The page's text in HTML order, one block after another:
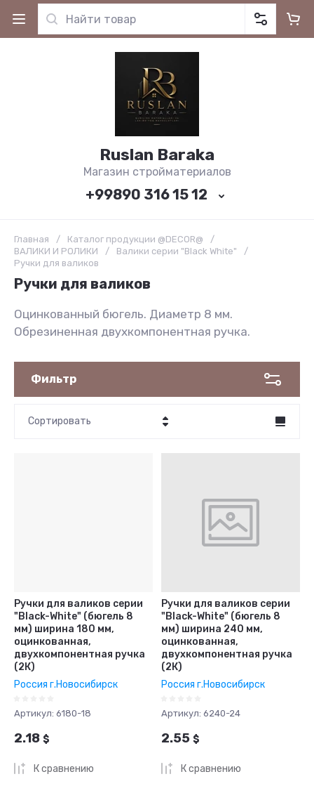
Ruslan Baraka
Магазин стройматериалов
+99890 316 15 12
Главная / Каталог продукции @DECOR@
/
ВАЛИКИ И РОЛИКИ
/ Валики серии "Black White"
/
Ручки для валиков
Ручки для валиков
Оцинкованный бюгель. Диаметр 8 мм.
Обрезиненная двухкомпонентная ручка.
Фильтр
Сортировать
Ручки для валиков серии
"Black-White" (бюгель 8
мм) ширина 180 мм,
оцинкованная,
двухкомпонентная ручка
(2К)
Россия г.Новосибирск
Артикул: 6180-18
2.18 $
К сравнению
Ручки для валиков серии
"Black-White" (бюгель 8
мм) ширина 240 мм,
оцинкованная,
двухкомпонентная ручка
(2К)
Россия г.Новосибирск
Артикул: 6240-24
2.55 $
К сравнению